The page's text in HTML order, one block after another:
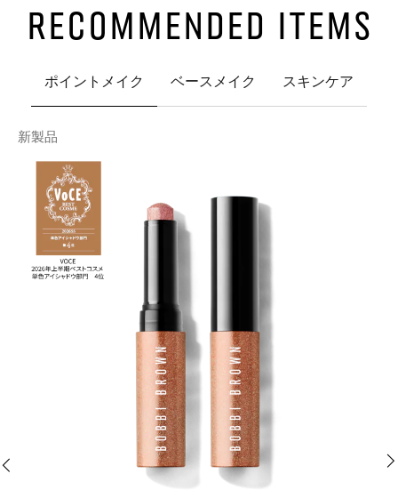
RECOMMENDED ITEMS
ポイントメイク ベースメイク スキンケア
新製品